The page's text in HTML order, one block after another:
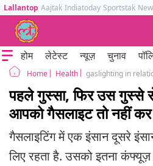
Lallantop Aajtak Indiatoday Sportstak
होम लेटेस्ट न्यूज़ चुनाव
Home Health
पहले गुस्सा, फिर उस गुस्से
आपको गैसलाइट तो नहीं कर
गैसलाइटिंग में एक इंसान दूसरे
लिए रहता है. उसको इतना